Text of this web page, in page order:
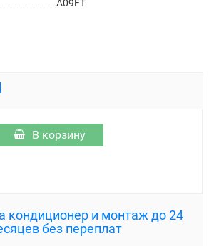
A09FT
В корзину
кондиционер и монтаж до 24
без переплат